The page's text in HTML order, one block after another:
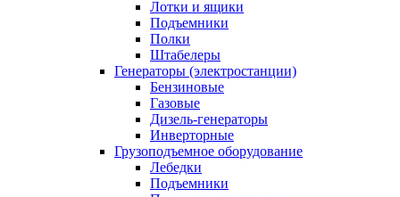
Лотки и ящики
Подъемники
Полки
Штабелеры
Генераторы (электростанции)
Бензиновые
Газовые
Дизель-генераторы
Инверторные
Грузоподъемное оборудование
Лебедки
Подъемники